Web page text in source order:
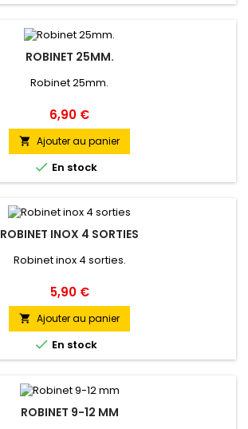
ROBINET 25MM.
Robinet 25mm.
Prix
6,90 €
 Ajouter au panier
 En stock
ROBINET INOX 4 SORTIES
Robinet inox 4 sorties.
Prix
5,90 €
 Ajouter au panier
 En stock
ROBINET 9-12 MM